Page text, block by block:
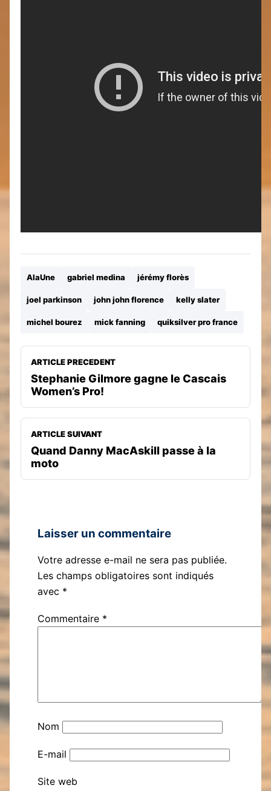
AlaUne gabriel medina jérémy florès
joel parkinson john john florence kelly slater
michel bourez mick fanning quiksilver pro france
ARTICLE PRECEDENT
Stephanie Gilmore gagne le Cascais
Women’s Pro!
ARTICLE SUIVANT
Quand Danny MacAskill passe à la
moto
Laisser un commentaire
Votre adresse e-mail ne sera pas publiée.
Les champs obligatoires sont indiqués
avec *
Commentaire *
Nom
E-mail
Site web